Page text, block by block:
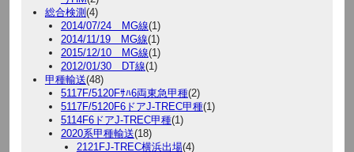
総合検測 (4)
2014/07/24 MG線(1)
2014/11/19 MG線(1)
2015/12/10 MG線(1)
2012/01/30 DT線(1)
甲種輸送(48)
5117F/5120Fｻﾊ6両東急甲種(2)
5117F/5120F6ドアJ-TREC甲種(1)
5114F6ドアJ-TREC甲種(1)
2020系甲種輸送(18)
2121FJ-TREC横浜出場(4)